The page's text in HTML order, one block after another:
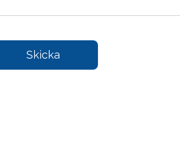
Fyll
i
Skicka